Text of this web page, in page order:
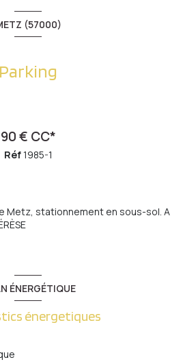
(57000)
Parking
90 € CC*
Réf1985-1
Metz, stationnement en sous-sol. A
ÉNERGÉTIQUE
énergetiques